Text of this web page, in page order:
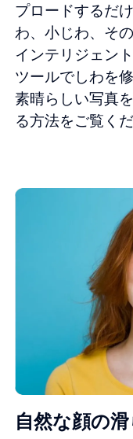
プロードするだ
わ、小じわ、そ
インテリジェン
ツールでしわを
素晴らしい写真
る方法をご覧くだ
自然な顔の